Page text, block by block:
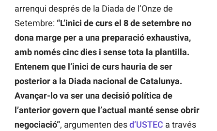
arrenqui després de la Diada de l’Onze de
Setembre: “L’inici de curs el 8 de setembre no
dona marge per a una preparació exhaustiva,
amb només cinc dies i sense tota la plantilla.
Entenem que l’inici de curs hauria de ser
posterior a la Diada nacional de Catalunya.
Avançar-lo va ser una decisió política de
l’anterior govern que l’actual manté sense obrir
negociació”, argumenten desd’USTEC a través